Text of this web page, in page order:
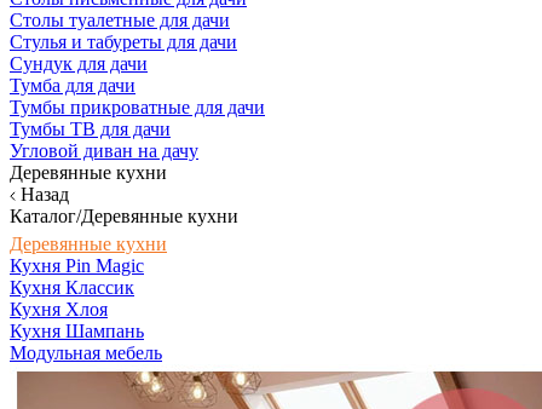
Столы туалетные для дачи
Стулья и табуреты для дачи
Сундук для дачи
Тумба для дачи
Тумбы прикроватные для дачи
Тумбы ТВ для дачи
Угловой диван на дачу
Деревянные кухни
Назад
Каталог/Деревянные кухни
Деревянные кухни
Кухня Pin Magic
Кухня Классик
Кухня Хлоя
Кухня Шампань
Модульная мебель